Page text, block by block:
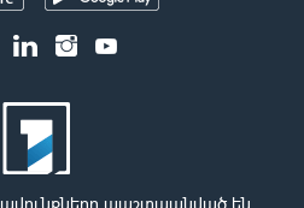
պաշտպանված են